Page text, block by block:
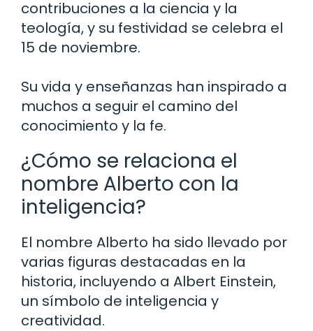
contribuciones a la ciencia y la
teología, y su festividad se celebra el
15 de noviembre.
Su vida y enseñanzas han inspirado a
muchos a seguir el camino del
conocimiento y la fe.
¿Cómo se relaciona el
nombre Alberto con la
inteligencia?
El nombre Alberto ha sido llevado por
varias figuras destacadas en la
historia, incluyendo a Albert Einstein,
un símbolo de inteligencia y
creatividad.